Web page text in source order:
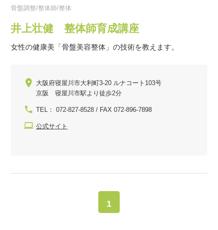
骨盤調整/整体師/整体
井上壮健 整体師育成講座
女性の健康美「骨盤美容整体」の技術を教えます。
大阪府寝屋川市大利町3-20 ルナコート103号
京阪 寝屋川市駅より徒歩2分
TEL： 072-827-8528 / FAX 072-896-7898
公式サイト
1